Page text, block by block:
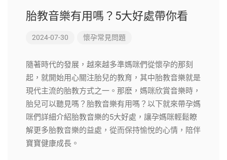
胎教音樂有用嗎？5大好處帶你看
2024-07-30 懷孕常見問題
隨著時代的發展，越來越多準媽咪們從懷孕的那刻
起，就開始用心關注胎兒的教育，其中胎教音樂就是
現代主流的胎教方式之一。那麽，媽咪欣賞音樂時，
胎兒可以聽見嗎？胎教音樂有用嗎？以下就來帶孕媽
咪們詳細介紹胎教音樂的5大好處，讓孕媽咪輕鬆瞭
解更多胎教音樂的益處，從而保持愉悅的心情，陪伴
寶寶健康成長。